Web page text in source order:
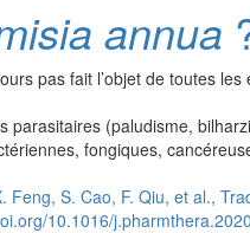
annua
pas fait l’objet de toutes
parasitaires (paludisme,
fongiques,
Feng, S. Cao, F. Qiu, et al.,
10.1016/